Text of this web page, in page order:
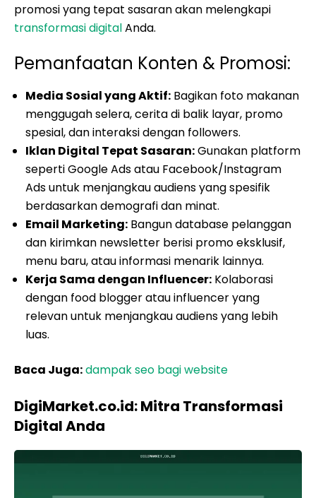
promosi yang tepat sasaran akan melengkapi
transformasi digitalAnda.
Pemanfaatan Konten & Promosi:
Media Sosial yang Aktif: Bagikan foto makanan
menggugah selera, cerita di balik layar, promo
spesial, dan interaksi dengan followers.
Iklan Digital Tepat Sasaran:Gunakan platform
seperti Google Ads atau Facebook/Instagram
Ads untuk menjangkau audiens yang spesifik
berdasarkan demografi dan minat.
Email Marketing: Bangun database pelanggan
dan kirimkan newsletter berisi promo eksklusif,
menu baru, atau informasi menarik lainnya.
Kerja Sama dengan Influencer: Kolaborasi
dengan food blogger atau influencer yang
relevan untuk menjangkau audiens yang lebih
luas.
Baca Juga:dampak seo bagi website
DigiMarket.co.id: Mitra Transformasi
Digital Anda